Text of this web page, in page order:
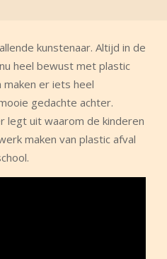
kunstenaar. Altijd in de
heel bewust met plastic
maken er iets heel
gedachte achter.
legt uit waarom de kinderen
maken van plastic afval